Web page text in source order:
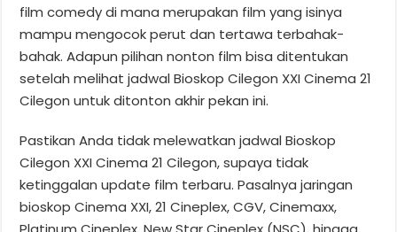
film comedy di mana merupakan film yang isinya
mampu mengocok perut dan tertawa terbahak-
bahak. Adapun pilihan nonton film bisa ditentukan
setelah melihat jadwal Bioskop Cilegon XXI Cinema 21
Cilegon untuk ditonton akhir pekan ini.
Pastikan Anda tidak melewatkan jadwal Bioskop
Cilegon XXI Cinema 21 Cilegon, supaya tidak
ketinggalan update film terbaru. Pasalnya jaringan
bioskop Cinema XXI, 21 Cineplex, CGV, Cinemaxx,